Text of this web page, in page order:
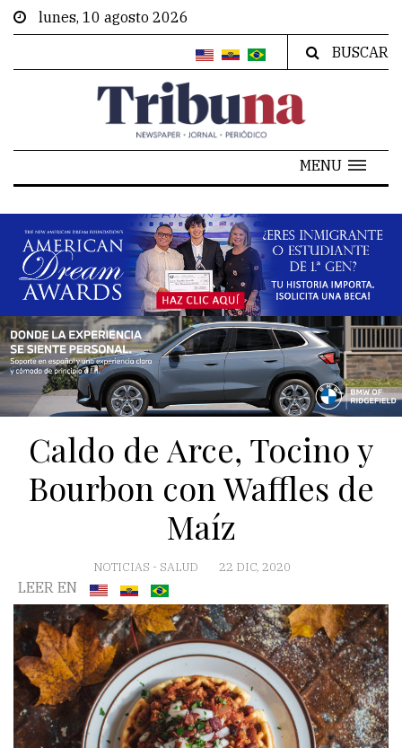
lunes, 10 agosto 2026
BUSCAR
MENU
Caldo de Arce, Tocino y
Bourbon con Waffles de
Maíz
NOTICIAS - SALUD 22 DIC, 2020
LEER EN